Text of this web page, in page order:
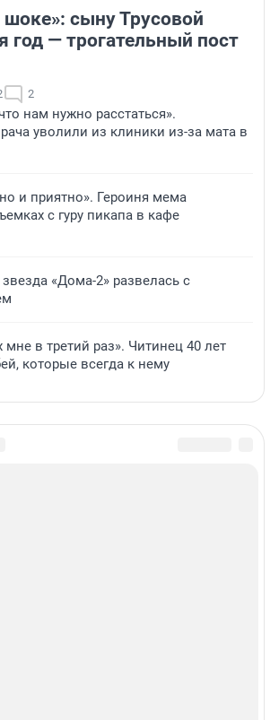
сыну Трусовой
год — трогательный пост
2
нам нужно расстаться».
уволили из клиники из-за мата в
и приятно». Героиня мема
с гуру пикапа в кафе
«Дома-2» развелась с
мне в третий раз». Читинец 40 лет
которые всегда к нему